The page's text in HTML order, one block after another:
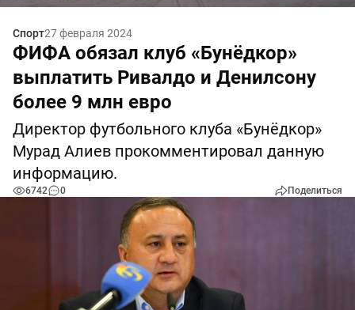
Спорт27 февраля 2024
ФИФА обязал клуб «Бунёдкор»
выплатить Ривалдо и Денилсону
более 9 млн евро
Директор футбольного клуба «Бунёдкор»
Мурад Алиев прокомментировал данную
информацию.
6742 0 Поделиться